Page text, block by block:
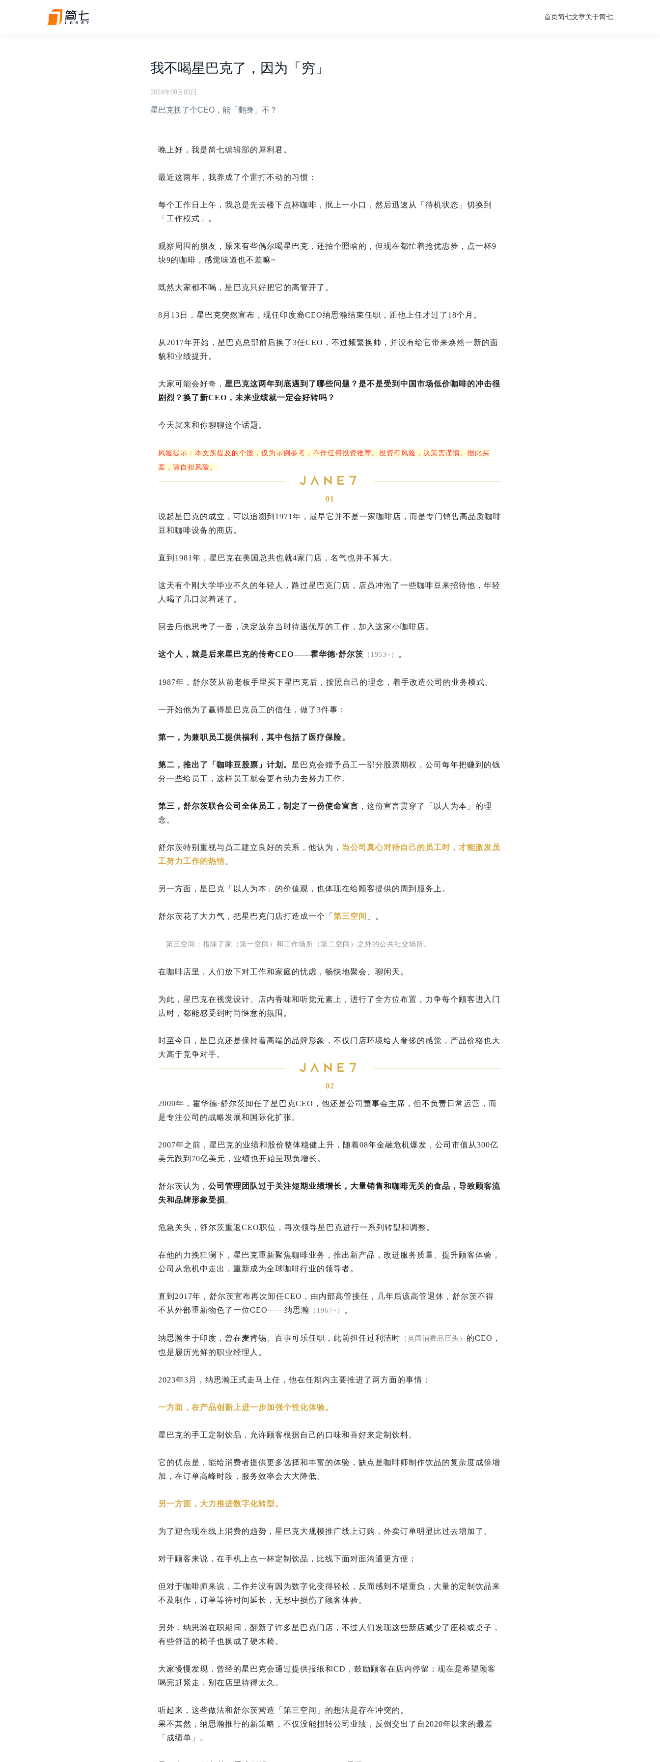
首页简七文章关于简七
我不喝星巴克了，因为「穷」
2024年09月03日
星巴克换了个CEO，能「翻身」不？
晚上好，我是简七编辑部的犀利君。
最近这两年，我养成了个雷打不动的习惯：
每个工作日上午，我总是先去楼下点杯咖啡，抿上一小口，然后迅速从「待机状态」切换到
「工作模式」。
观察周围的朋友，原来有些偶尔喝星巴克，还拍个照啥的，但现在都忙着抢优惠券，点一杯9
块9的咖啡，感觉味道也不差嘛~
既然大家都不喝，星巴克只好把它的高管开了。
8月13日，星巴克突然宣布，现任印度裔CEO纳思瀚结束任职，距他上任才过了18个月。
从2017年开始，星巴克总部前后换了3任CEO，不过频繁换帅，并没有给它带来焕然一新的面
貌和业绩提升。
大家可能会好奇， 星巴克这两年到底遇到了哪些问题？是不是受到中国市场低价咖啡的冲击很
剧烈？换了新CEO，未来业绩就一定会好转吗？
今天就来和你聊聊这个话题。
风险提示：本文所提及的个股，仅为示例参考，不作任何投资推荐。投资有风险，决策需谨慎。据此买
卖，请自担风险。
01
说起星巴克的成立，可以追溯到1971年，最早它并不是一家咖啡店，而是专门销售高品质咖啡
豆和咖啡设备的商店。
直到1981年，星巴克在美国总共也就4家门店，名气也并不算大。
这天有个刚大学毕业不久的年轻人，路过星巴克门店，店员冲泡了一些咖啡豆来招待他，年轻
人喝了几口就着迷了。
回去后他思考了一番，决定放弃当时待遇优厚的工作，加入这家小咖啡店。
这个人，就是后来星巴克的传奇CEO——霍华德·舒尔茨 （1953~） 。
1987年，舒尔茨从前老板手里买下星巴克后，按照自己的理念，着手改造公司的业务模式。
一开始他为了赢得星巴克员工的信任，做了3件事：
第一，为兼职员工提供福利，其中包括了医疗保险。
第二，推出了「咖啡豆股票」计划。 星巴克会赠予员工一部分股票期权，公司每年把赚到的钱
分一些给员工，这样员工就会更有动力去努力工作。
第三，舒尔茨联合公司全体员工，制定了一份使命宣言 ，这份宣言贯穿了「以人为本」的理
念。
舒尔茨特别重视与员工建立良好的关系，他认为， 当公司真心对待自己的员工时，才能激发员
工努力工作的热情。
另一方面，星巴克「以人为本」的价值观，也体现在给顾客提供的周到服务上。
舒尔茨花了大力气，把星巴克门店打造成一个「 第三空间 」。
第三空间：指除了家（第一空间）和工作场所（第二空间）之外的公共社交场所。
在咖啡店里，人们放下对工作和家庭的忧虑，畅快地聚会、聊闲天。
为此，星巴克在视觉设计、店内香味和听觉元素上，进行了全方位布置，力争每个顾客进入门
店时，都能感受到时尚惬意的氛围。
时至今日，星巴克还是保持着高端的品牌形象，不仅门店环境给人奢侈的感觉，产品价格也大
大高于竞争对手。
02
2000年，霍华德·舒尔茨卸任了星巴克CEO，他还是公司董事会主席，但不负责日常运营，而
是专注公司的战略发展和国际化扩张。
2007年之前，星巴克的业绩和股价整体稳健上升，随着08年金融危机爆发，公司市值从300亿
美元跌到70亿美元，业绩也开始呈现负增长。
舒尔茨认为， 公司管理团队过于关注短期业绩增长，大量销售和咖啡无关的食品，导致顾客流
失和品牌形象受损。
危急关头，舒尔茨重返CEO职位，再次领导星巴克进行一系列转型和调整。
在他的力挽狂澜下，星巴克重新聚焦咖啡业务，推出新产品，改进服务质量、提升顾客体验，
公司从危机中走出，重新成为全球咖啡行业的领导者。
直到2017年，舒尔茨宣布再次卸任CEO，由内部高管接任，几年后该高管退休，舒尔茨不得
不从外部重新物色了一位CEO——纳思瀚
（1967~） 。
纳思瀚生于印度，曾在麦肯锡、百事可乐任职，此前担任过利洁时 （英国消费品巨头） 的CEO，
也是履历光鲜的职业经理人。
2023年3月，纳思瀚正式走马上任，他在任期内主要推进了两方面的事情：
一方面，在产品创新上进一步加强个性化体验。
星巴克的手工定制饮品，允许顾客根据自己的口味和喜好来定制饮料。
它的优点是，能给消费者提供更多选择和丰富的体验，缺点是咖啡师制作饮品的复杂度成倍增
加，在订单高峰时段，服务效率会大大降低。
另一方面，大力推进数字化转型。
为了迎合现在线上消费的趋势，星巴克大规模推广线上订购，外卖订单明显比过去增加了。
对于顾客来说，在手机上点一杯定制饮品，比线下面对面沟通更方便；
但对于咖啡师来说，工作并没有因为数字化变得轻松，反而感到不堪重负，大量的定制饮品来
不及制作，订单等待时间延长，无形中损伤了顾客体验。
另外，纳思瀚在职期间，翻新了许多星巴克门店，不过人们发现这些新店减少了座椅或桌子，
有些舒适的椅子也换成了硬木椅。
大家慢慢发现，曾经的星巴克会通过提供报纸和CD，鼓励顾客在店内停留；现在是希望顾客
喝完赶紧走，别在店里待得太久。
听起来，这些做法和舒尔茨营造「第三空间」的想法是存在冲突的。
果不其然，纳思瀚推行的新策略，不仅没能扭转公司业绩，反倒交出了自2020年以来的最差
「成绩单」。